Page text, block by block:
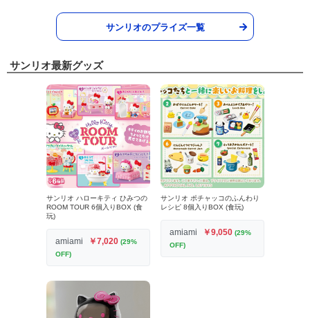
サンリオのプライズ一覧
サンリオ最新グッズ
サンリオ ハローキティ ひみつの
ROOM TOUR 6個入りBOX (食
玩)
amiami ￥7,020 (29%
OFF)
サンリオ ポチャッコのふんわり
レシピ 8個入りBOX (食玩)
amiami ￥9,050 (29%
OFF)